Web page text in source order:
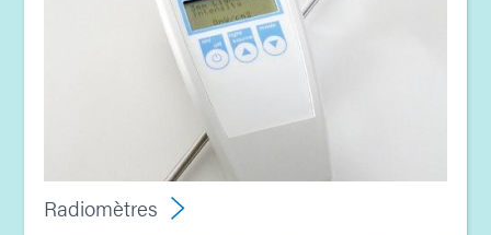
Radiomètres